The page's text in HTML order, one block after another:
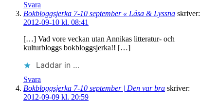
Svara
Bokbloggsjerka 7-10 september « Läsa & Lyssna skriver:
2012-09-10 kl. 08:41
[…] Vad vore veckan utan Annikas litteratur- och
kulturbloggs bokbloggsjerka!! […]
Laddar in …
Svara
Bokbloggsjerka 7-10 september | Den var bra skriver:
2012-09-09 kl. 20:59